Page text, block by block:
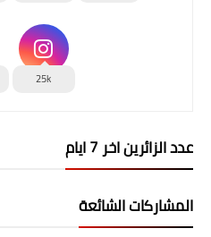
25k
عدد الزائرين اخر 7 ايام
المشاركات الشائعة